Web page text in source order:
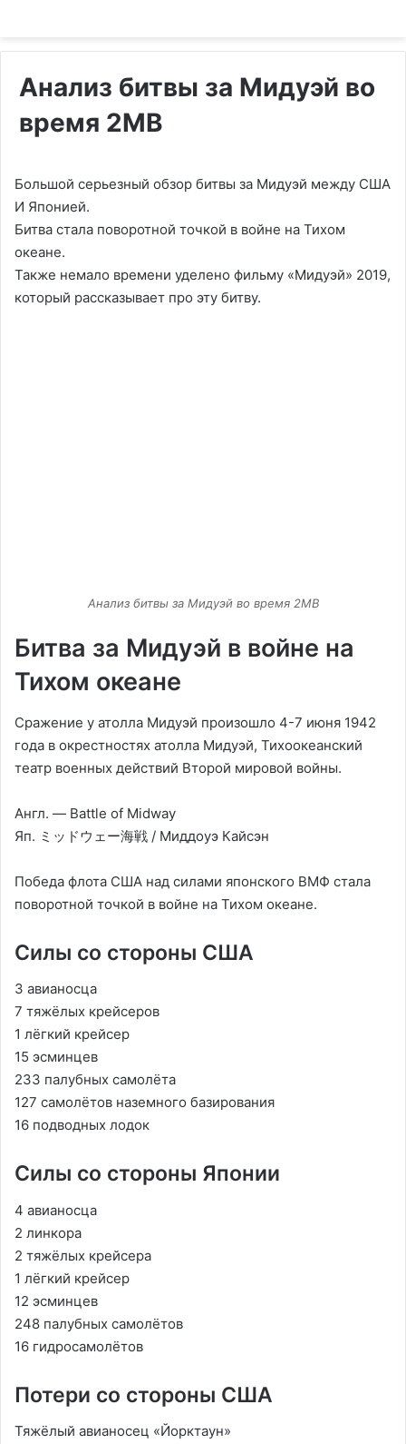
Анализ битвы за Мидуэй во
время 2МВ
Большой серьезный обзор битвы за Мидуэй между США
И Японией.
Битва стала поворотной точкой в войне на Тихом
океане.
Также немало времени уделено фильму «Мидуэй» 2019,
который рассказывает про эту битву.
Анализ битвы за Мидуэй во время 2МВ
Битва за Мидуэй в войне на
Тихом океане
Сражение у атолла Мидуэй произошло 4-7 июня 1942
года в окрестностях атолла Мидуэй, Тихоокеанский
театр военных действий Второй мировой войны.
Англ. — Battle of Midway
Яп. ミッドウェー海戦 / Миддоуэ Кайсэн
Победа флота США над силами японского ВМФ стала
поворотной точкой в войне на Тихом океане.
Силы со стороны США
3 авианосца
7 тяжёлых крейсеров
1 лёгкий крейсер
15 эсминцев
233 палубных самолёта
127 самолётов наземного базирования
16 подводных лодок
Силы со стороны Японии
4 авианосца
2 линкора
2 тяжёлых крейсера
1 лёгкий крейсер
12 эсминцев
248 палубных самолётов
16 гидросамолётов
Потери со стороны США
Тяжёлый авианосец «Йорктаун»